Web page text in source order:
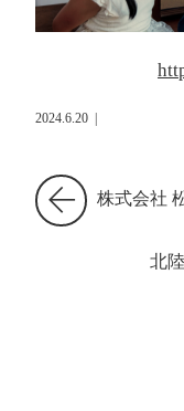
2024.6.20
株式会社
北